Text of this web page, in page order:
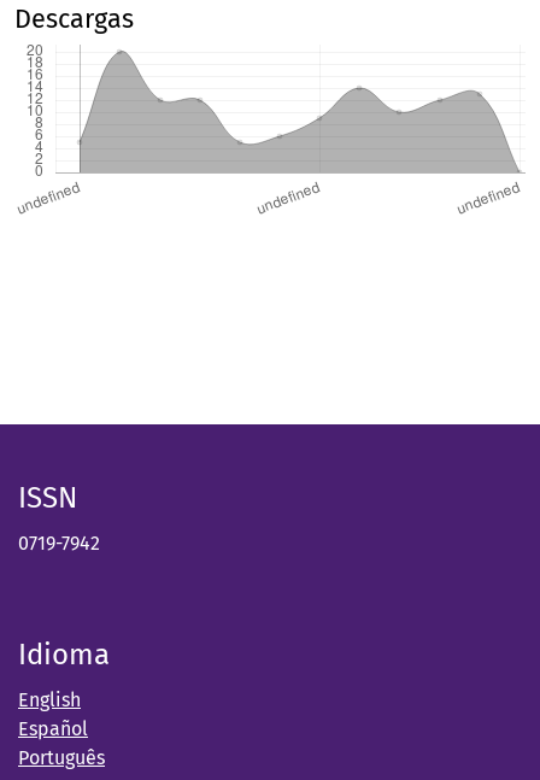
Descargas
ISSN
0719-7942
Idioma
English
Español
Português